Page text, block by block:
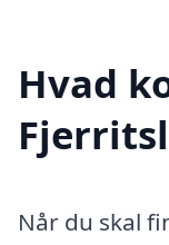
Hvad
Når du skal